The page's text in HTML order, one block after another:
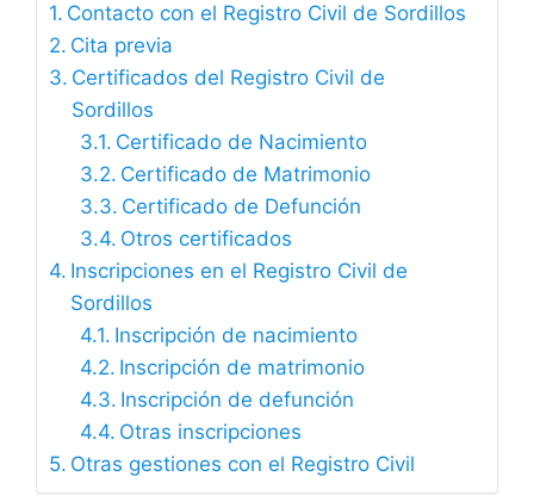
Contacto con el Registro Civil de Sordillos
Cita previa
Certificados del Registro Civil de
Sordillos
Certificado de Nacimiento
Certificado de Matrimonio
Certificado de Defunción
Otros certificados
Inscripciones en el Registro Civil de
Sordillos
Inscripción de nacimiento
Inscripción de matrimonio
Inscripción de defunción
Otras inscripciones
Otras gestiones con el Registro Civil